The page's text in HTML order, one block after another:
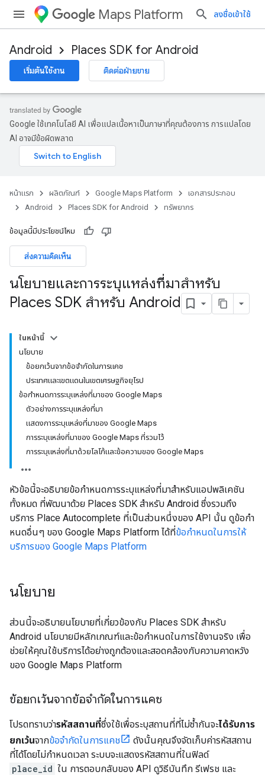
Maps Platform ลงชื่อเข้าใช้
Android Places SDK for Android
เริ่มต้นใช้งาน ติดต่อฝ่ายขาย
Google ใช้เทคโนโลยี AI เพื่อแปลเนื้อหาเป็นภาษาที่คุณต้องการ การแปลโดย
AI อาจมีข้อผิดพลาด
หน้าแรก ผลิตภัณฑ์ Google Maps Platform
เอกสารประกอบ
Android
Places SDK for Android ทรัพยากร
ข้อมูลนี้มีประโยชน์ไหม
ส่งความคิดเห็น
นโยบายและการระบุแหล่งที่มาสำหรับ
Places SDK สำหรับ Android
ในหน้านี้
นโยบาย
ข้อยกเว้นจากข้อจำกัดในการแคช
ประเทศและเขตแดนในเขตเศรษฐกิจยุโรป
ข้อกำหนดการระบุแหล่งที่มาของ Google Maps
ตัวอย่างการระบุแหล่งที่มา
แสดงการระบุแหล่งที่มาของ Google Maps
การระบุแหล่งที่มาของ Google Maps ที่รวมไว้
การระบุแหล่งที่มาด้วยโลโก้และข้อความของ Google Maps
หัวข้อนี้จะอธิบายข้อกำหนดการระบุแหล่งที่มาสำหรับแอปพลิเคชัน
ทั้งหมด ที่พัฒนาด้วย Places SDK สำหรับ Android ซึ่งรวมถึง
บริการ Place Autocomplete ที่เป็นส่วนหนึ่งของ API นั้น ดูข้อกำ
หนดอื่นๆ ของ Google Maps Platform ได้ที่ข้อกำหนดในการให้
บริการของ Google Maps Platform
นโยบาย
ส่วนนี้จะอธิบายนโยบายที่เกี่ยวข้องกับ Places SDK สำหรับ
Android นโยบายมีหลักเกณฑ์และข้อกำหนดในการใช้งานจริง เพื่อ
ช่วยให้คุณใช้บริการได้อย่างถูกต้องและสอดคล้องกับความคาดหวัง
ของ Google Maps Platform
ข้อยกเว้นจากข้อจำกัดในการแคช
โปรดทราบว่ารหัสสถานที่ซึ่งใช้เพื่อระบุสถานที่ที่ไม่ซ้ำกันจะได้รับการ
ยกเว้นจากข้อจำกัดในการแคช
ดังนั้นคุณจึงจัดเก็บค่ารหัสสถาน
ที่ได้โดยไม่กำหนดเวลา ระบบจะแสดงรหัสสถานที่ในฟิลด์
place_id ใน การตอบกลับของ API ดูวิธีบันทึก รีเฟรช และ